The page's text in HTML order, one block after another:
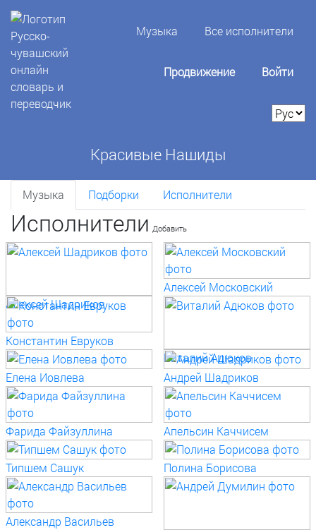
Музыка Все исполнители
Продвижение Войти
Красивые Нашиды
Музыка Подборки Исполнители
Исполнители Добавить
Алексей Шадриков
Алексей Московский
Константин Евруков
Виталий Адюков
Елена Иовлева
Андрей Шадриков
Фарида Файзуллина Апельсин Каччисем
Типшем Сашук Полина Борисова
Александр Васильев